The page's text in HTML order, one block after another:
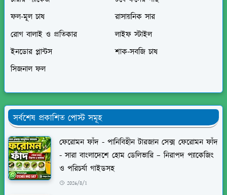
ফল-মূল চাষ
রাসায়নিক সার
রোগ বালাই ও প্রতিকার
লাইফ স্টাইল
ইনডোর প্লান্টস
শাক-সবজি চাষ
সিজনাল ফল
সর্বশেষ প্রকাশিত পোস্ট সমূহ
ফেরোমন ফাঁদ - পানিবিহীন টারজান সেক্স ফেরোমন ফাঁদ
- সারা বাংলাদেশে হোম ডেলিভারি – নিরাপদ প্যাকেজিং
ও পরিচর্যা গাইডসহ
2026/8/1